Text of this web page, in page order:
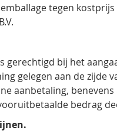
tegen
gerechtigd bij het
gelegen aan de zijde
aanbetaling,
bedrag